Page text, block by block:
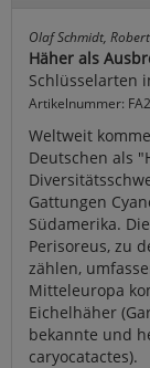
Olaf Schmidt,
Häher als
Schlüsselarten
Artikelnummer:
Weltweit
Deutschen als
Gattungen
Südamerika.
Perisoreus, zu
zählen,
Mitteleuropa
Eichelhäher
bekannte und
caryocatactes).